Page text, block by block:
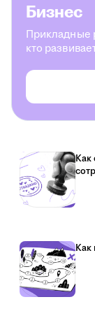
Бизнес
Прикладные
кто
Как
Как